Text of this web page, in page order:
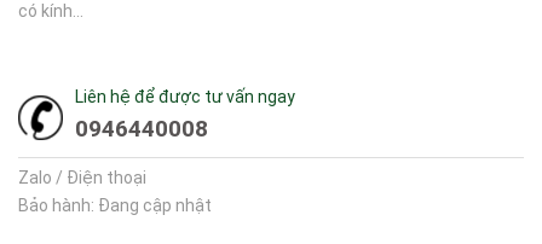
có kính...
Liên hệ để được tư vấn ngay
0946440008
Zalo / Điện thoại
Bảo hành: Đang cập nhật